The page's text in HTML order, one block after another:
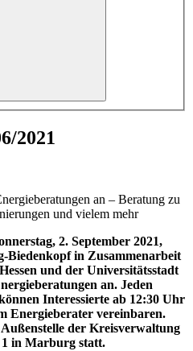
2021
an – Beratung zu
und vielem mehr
2. September 2021,
in Zusammenarbeit
und der Universitätsstadt
an. Jeden
Interessierte ab 12:30 Uhr
Energieberater vereinbaren.
der Kreisverwaltung
1 in Marburg statt.